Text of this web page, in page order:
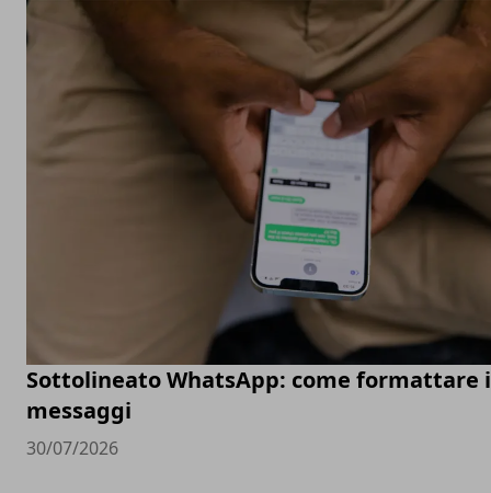
Sottolineato WhatsApp: come formattare i
messaggi
30/07/2026